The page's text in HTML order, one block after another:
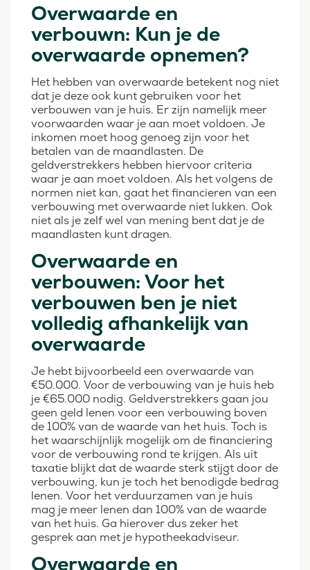
Overwaarde en
verbouwn: Kun je de
overwaarde opnemen?
Het hebben van overwaarde betekent nog niet
dat je deze ook kunt gebruiken voor het
verbouwen van je huis. Er zijn namelijk meer
voorwaarden waar je aan moet voldoen. Je
inkomen moet hoog genoeg zijn voor het
betalen van de maandlasten. De
geldverstrekkers hebben hiervoor criteria
waar je aan moet voldoen. Als het volgens de
normen niet kan, gaat het financieren van een
verbouwing met overwaarde niet lukken. Ook
niet als je zelf wel van mening bent dat je de
maandlasten kunt dragen.
Overwaarde en
verbouwen: Voor het
verbouwen ben je niet
volledig afhankelijk van
overwaarde
Je hebt bijvoorbeeld een overwaarde van
€50.000. Voor de verbouwing van je huis heb
je €65.000 nodig. Geldverstrekkers gaan jou
geen geld lenen voor een verbouwing boven
de 100% van de waarde van het huis. Toch is
het waarschijnlijk mogelijk om de financiering
voor de verbouwing rond te krijgen. Als uit
taxatie blijkt dat de waarde sterk stijgt door de
verbouwing, kun je toch het benodigde bedrag
lenen. Voor het verduurzamen van je huis
mag je meer lenen dan 100% van de waarde
van het huis. Ga hierover dus zeker het
gesprek aan met je hypotheekadviseur.
Overwaarde en